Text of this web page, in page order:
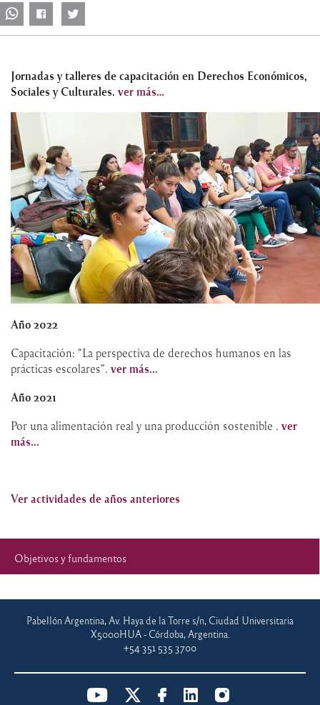
Jornadas y talleres de capacitación en Derechos Económicos,
Sociales y Culturales. ver más…
Año 2022
Capacitación: "La perspectiva de derechos humanos en las
prácticas escolares". ver más...
Año 2021
Por una alimentación real y una producción sostenible . ver
más...
Ver actividades de años anteriores
Objetivos y fundamentos
Pabellón Argentina, Av. Haya de la Torre s/n, Ciudad Universitaria
X5000HUA - Córdoba, Argentina.
+54 351 535 3700